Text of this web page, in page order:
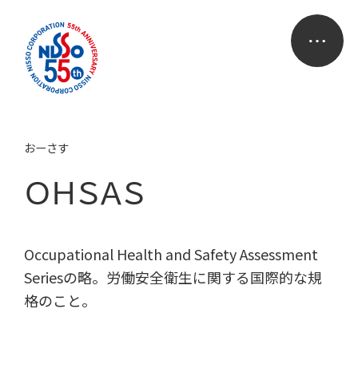
ＯＨＳＡＳ
おーさす
Occupational Health and Safety Assessment
Seriesの略。労働安全衛生に関する国際的な規
格のこと。